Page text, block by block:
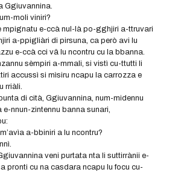
Ggiuvannina.
moli viniri?
e-ccà nul-là po-gghjiri a-ttruvari
a-ppigliàri di pirsuna, ca però avi lu
e-ccà cci vâ lu ncontru cu la bbanna.
sèmpiri a-mmali, si vistì cu-ttutti li
accussì si mìsiru ncapu la carrozza e
rriàli.
di cità, Ggiuvannina, num-midennu
nnun-zintennu banna sunari,
a-bbiniri a lu ncontru?
veni purtata nta li suttirrànii e-
pronti cu na casdara ncapu lu focu cu-